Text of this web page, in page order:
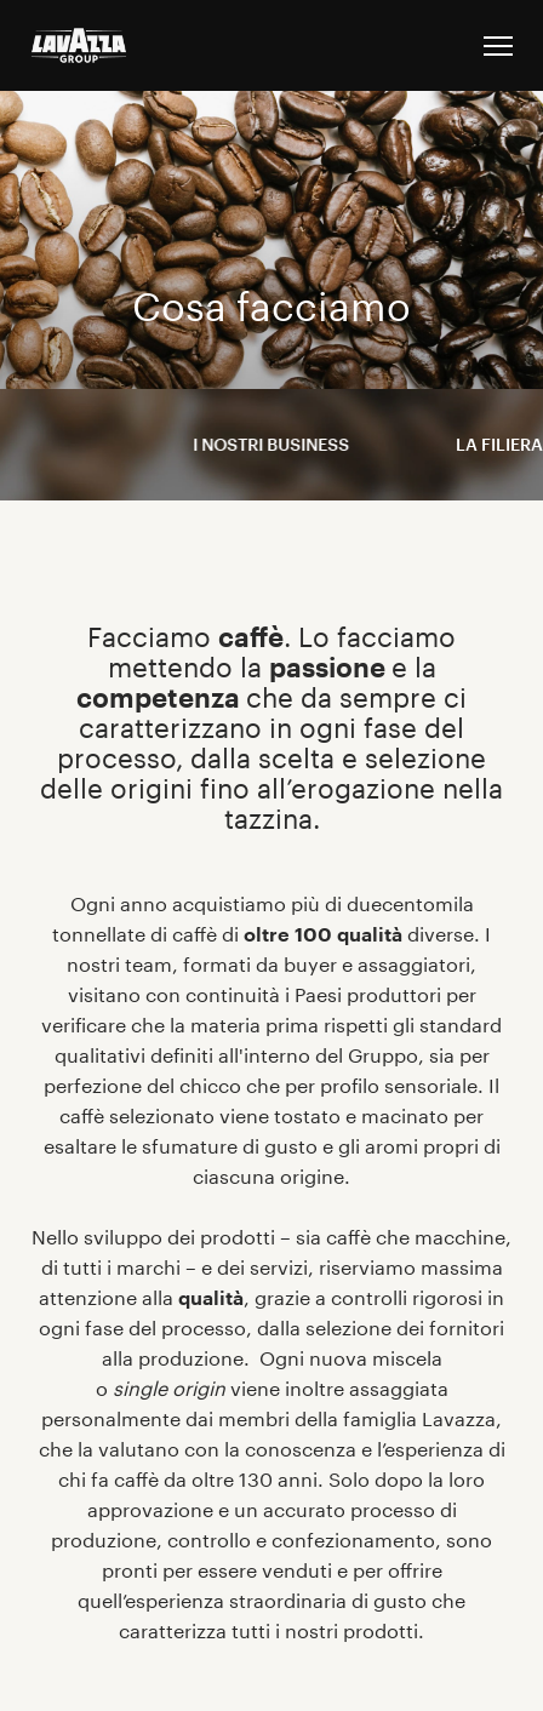
Cosa facciamo
I NOSTRI BUSINESS LA
Facciamo caffè. Lo facciamo
mettendo la passione e la
competenza che da sempre ci
caratterizzano in ogni fase del
processo, dalla scelta e selezione
delle origini fino all’erogazione nella
tazzina.
Ogni anno acquistiamo più di duecentomila
tonnellate di caffè di oltre 100 qualità diverse. I
nostri team, formati da buyer e assaggiatori,
visitano con continuità i Paesi produttori per
verificare che la materia prima rispetti gli standard
qualitativi definiti all'interno del Gruppo, sia per
perfezione del chicco che per profilo sensoriale. Il
caffè selezionato viene tostato e macinato per
esaltare le sfumature di gusto e gli aromi propri di
ciascuna origine.
Nello sviluppo dei prodotti – sia caffè che macchine,
di tutti i marchi – e dei servizi, riserviamo massima
attenzione alla qualità, grazie a controlli rigorosi in
ogni fase del processo, dalla selezione dei fornitori
alla produzione. Ogni nuova miscela
o single originviene inoltre assaggiata
personalmente dai membri della famiglia Lavazza,
che la valutano con la conoscenza e l’esperienza di
chi fa caffè da oltre 130 anni. Solo dopo la loro
approvazione e un accurato processo di
produzione, controllo e confezionamento, sono
pronti per essere venduti e per offrire
quell’esperienza straordinaria di gusto che
caratterizza tutti i nostri prodotti.